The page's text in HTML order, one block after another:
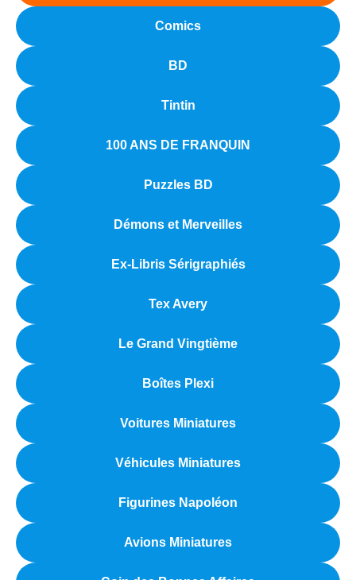
Comics
BD
Tintin
100 ANS DE FRANQUIN
Puzzles BD
Démons et Merveilles
Ex-Libris Sérigraphiés
Tex Avery
Le Grand Vingtième
Boîtes Plexi
Voitures Miniatures
Véhicules Miniatures
Figurines Napoléon
Avions Miniatures